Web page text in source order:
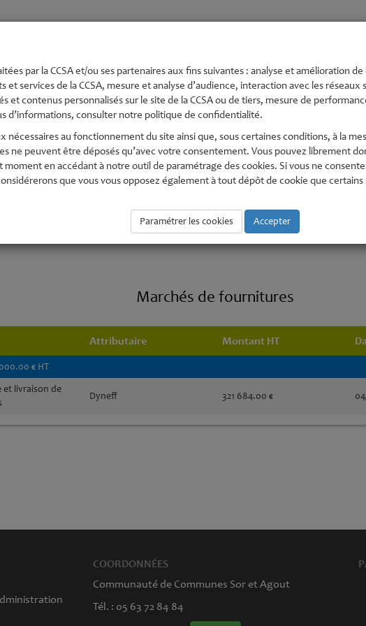
Marchés Publics
Marchés de fournitures
Attributaire Montant HT
€ HT
et livraison de
Dyneff 321 684.00 €
COORDONNÉES
Communauté de Communes Sor et Agout
Tél. : 05 63 72 84 84
par la CCSA et/ou ses partenaires aux fins suivantes : analyse et amélioration
et services de la CCSA, mesure et analyse d’audience, interaction avec les
et contenus personnalisés sur le site de la CCSA ou de tiers, mesure de
d’informations, consulter notre politique de confidentialité.
nécessaires au fonctionnement du site ainsi que, sous certaines conditions, à la
ne peuvent être déposés qu’avec votre consentement. Vous pouvez librement
en accédant à notre outil de paramétrage des cookies. Si vous ne
que vous vous opposez également à tout dépôt de cookie que
Paramétrer les cookies Accepter